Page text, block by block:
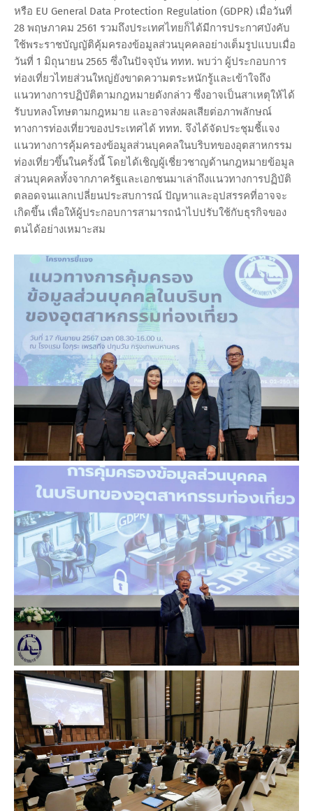
หรือ EU General Data Protection Regulation (GDPR) เมื่อวันที่
28 พฤษภาคม 2561 รวมถึงประเทศไทยก็ได้มีการประกาศบังคับ
ใช้พระราชบัญญัติคุ้มครองข้อมูลส่วนบุคคลอย่างเต็มรูปแบบเมื่อ
วันที่ 1 มิถุนายน 2565 ซึ่งในปัจจุบัน ททท. พบว่า ผู้ประกอบการ
ท่องเที่ยวไทยส่วนใหญ่ยังขาดความตระหนักรู้และเข้าใจถึง
แนวทางการปฏิบัติตามกฎหมายดังกล่าว ซึ่งอาจเป็นสาเหตุให้ได้
รับบทลงโทษตามกฎหมาย และอาจส่งผลเสียต่อภาพลักษณ์
ทางการท่องเที่ยวของประเทศได้ ททท. จึงได้จัดประชุมชี้แจง
แนวทางการคุ้มครองข้อมูลส่วนบุคคลในบริบทของอุตสาหกรรม
ท่องเที่ยวขึ้นในครั้งนี้ โดยได้เชิญผู้เชี่ยวชาญด้านกฎหมายข้อมูล
ส่วนบุคคลทั้งจากภาครัฐและเอกชนมาเล่าถึงแนวทางการปฏิบัติ
ตลอดจนแลกเปลี่ยนประสบการณ์ ปัญหาและอุปสรรคที่อาจจะ
เกิดขึ้น เพื่อให้ผู้ประกอบการสามารถนำไปปรับใช้กับธุรกิจของ
ตนได้อย่างเหมาะสม